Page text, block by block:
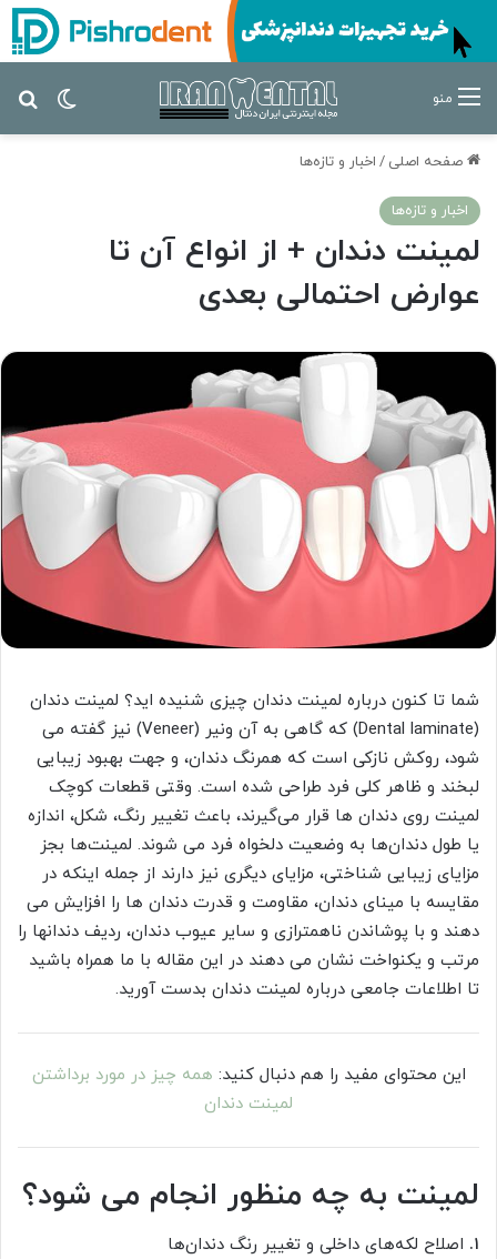
تغییر منو
صفحه اصلی / اخبار و تازه‌ها
اخبار و تازه‌ها
لمینت دندان + از انواع آن تا
عوارض احتمالی بعدی
شما تا کنون درباره لمینت دندان چیزی شنیده اید؟ لمینت دندان
(Dental laminate) که گاهی به آن ونیر (Veneer) نیز گفته می
شود، روکش نازکی است که همرنگ دندان، و جهت بهبود زیبایی
لبخند و ظاهر کلی فرد طراحی شده است. وقتی قطعات کوچک
لمینت روی دندان ها قرار می‌گیرند، باعث تغییر رنگ، شکل، اندازه
یا طول دندان‌ها به وضعیت دلخواه فرد می شوند. لمینت‌ها بجز
مزایای زیبایی شناختی، مزایای دیگری نیز دارند از جمله اینکه در
مقایسه با مینای دندان، مقاومت و قدرت دندان ها را افزایش می
دهند و با پوشاندن ناهمترازی و سایر عیوب دندان، ردیف دندانها را
مرتب و یکنواخت نشان می دهند در این مقاله با ما همراه باشید
تا اطلاعات جامعی درباره لمینت دندان بدست آورید.
این محتوای مفید را هم دنبال کنید: همه چیز در مورد برداشتن
لمینت دندان
لمینت به چه منظور انجام می شود؟
۱. اصلاح لکه‌های داخلی و تغییر رنگ دندان‌ها